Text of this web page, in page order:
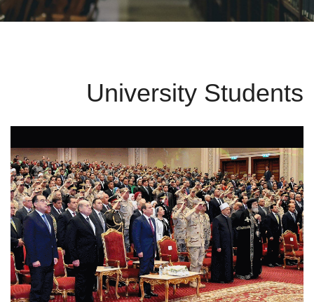
البحث العلمي
الإعلام
تواصل معنا
الطلاب
هيئة التدريس
University Students